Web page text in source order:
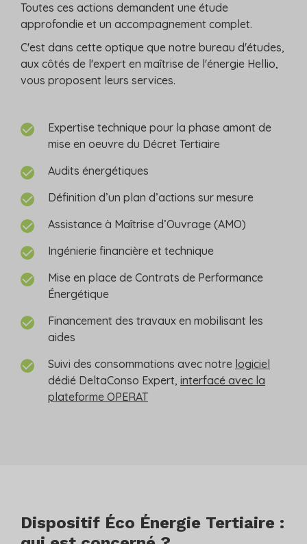
Toutes ces actions demandent une étude
approfondie et un accompagnement complet.
C'est dans cette optique que notre bureau d'études,
aux côtés de l'expert en maîtrise de l'énergie Hellio,
vous proposent leurs services.
Expertise technique pour la phase amont de
mise en oeuvre du Décret Tertiaire
Audits énergétiques
Définition d’un plan d’actions sur mesure
Assistance à Maîtrise d’Ouvrage (AMO)
Ingénierie financière et technique
Mise en place de Contrats de Performance
Énergétique
Financement des travaux en mobilisant les
aides
Suivi des consommations avec notre logiciel
dédié DeltaConso Expert, interfacé avec la
plateforme OPERAT
Dispositif Éco Énergie Tertiaire :